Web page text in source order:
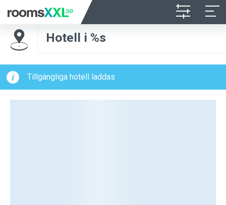
Hotell i %s
Tillgängliga hotell laddas